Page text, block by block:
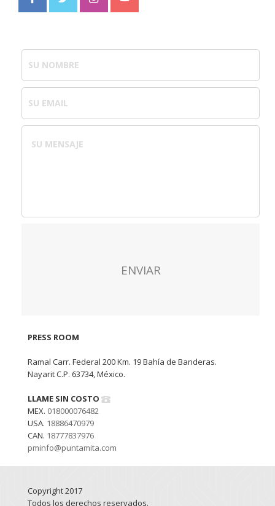
PRESS ROOM
Ramal Carr. Federal 200 Km. 19 Bahía de Banderas.
Nayarit C.P. 63734, México.
LLAME SIN COSTO
MEX. 018000076482
USA. 18886470979
CAN. 18777837976
pminfo@puntamita.com
Copyright 2017
Todos los derechos reservados.